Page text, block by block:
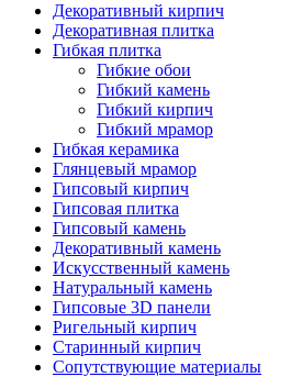
Декоративный кирпич
Декоративная плитка
Гибкая плитка
Гибкие обои
Гибкий камень
Гибкий кирпич
Гибкий мрамор
Гибкая керамика
Глянцевый мрамор
Гипсовый кирпич
Гипсовая плитка
Гипсовый камень
Декоративный камень
Искусственный камень
Натуральный камень
Гипсовые 3D панели
Ригельный кирпич
Старинный кирпич
Сопутствующие материалы